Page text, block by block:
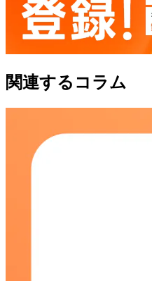
関連するコラム